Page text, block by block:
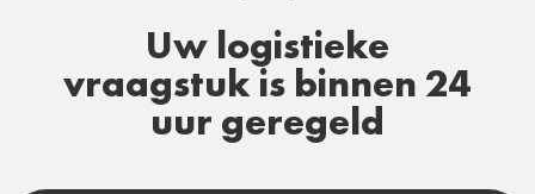
Uw logistieke
vraagstuk is binnen 24
uur geregeld